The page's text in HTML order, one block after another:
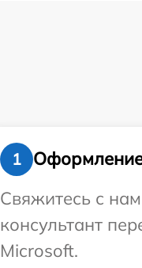
1
Свяжитесь с
консультант
Microsoft.